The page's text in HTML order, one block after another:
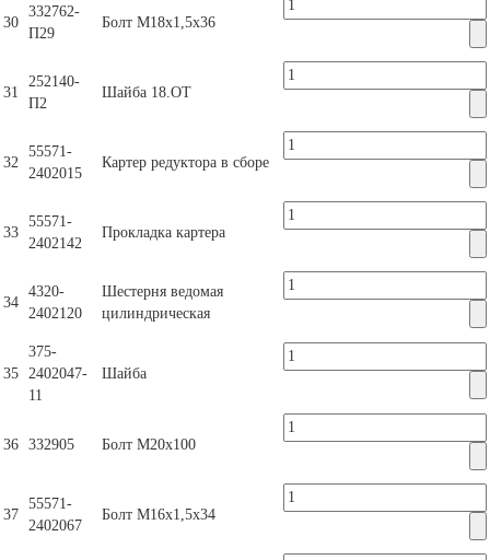
30
332762-
П29
Болт М18х1,5х36
31
252140-
П2
Шайба 18.ОТ
32
55571-
2402015
Картер редуктора в сборе
33
55571-
2402142
Прокладка картера
34
4320-
2402120
Шестерня ведомая
цилиндрическая
35
375-
2402047-
11
Шайба
36 332905 Болт М20х100
37
55571-
2402067
Болт М16х1,5х34